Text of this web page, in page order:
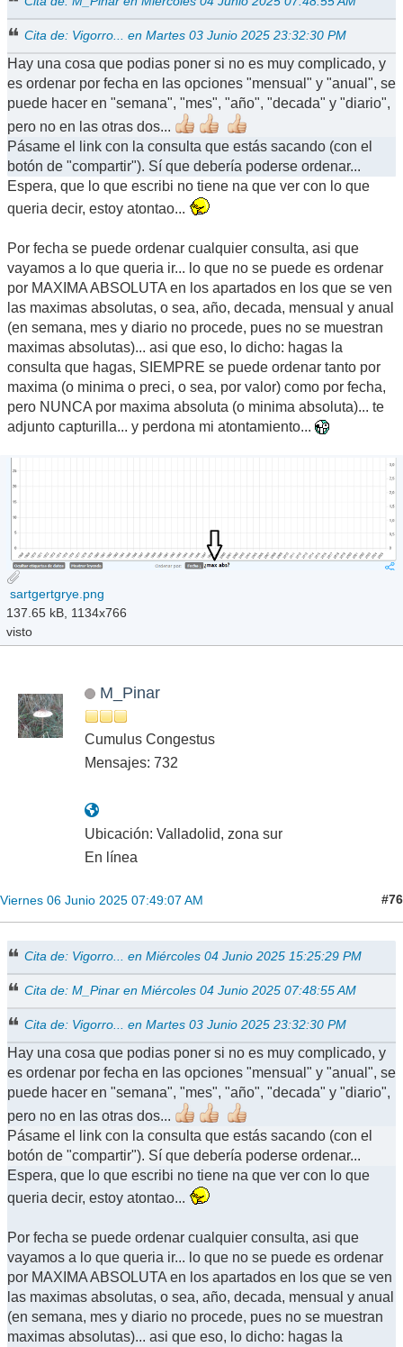
Cita de: Vigorro... en Martes 03 Junio 2025 23:32:30 PM
Hay una cosa que podias poner si no es muy complicado, y
es ordenar por fecha en las opciones "mensual" y "anual", se
puede hacer en "semana", "mes", "año", "decada" y "diario",
pero no en las otras dos...
Pásame el link con la consulta que estás sacando (con el
botón de "compartir"). Sí que debería poderse ordenar...
Espera, que lo que escribi no tiene na que ver con lo que
queria decir, estoy atontao...
Por fecha se puede ordenar cualquier consulta, asi que
vayamos a lo que queria ir... lo que no se puede es ordenar
por MAXIMA ABSOLUTA en los apartados en los que se ven
las maximas absolutas, o sea, año, decada, mensual y anual
(en semana, mes y diario no procede, pues no se muestran
maximas absolutas)... asi que eso, lo dicho: hagas la
consulta que hagas, SIEMPRE se puede ordenar tanto por
maxima (o minima o preci, o sea, por valor) como por fecha,
pero NUNCA por maxima absoluta (o minima absoluta)... te
adjunto capturilla... y perdona mi atontamiento...
sartgertgrye.png
137.65 kB, 1134x766
visto
M_Pinar
Cumulus Congestus
Mensajes: 732
Ubicación: Valladolid, zona sur
En línea
Viernes 06 Junio 2025 07:49:07 AM #76
Cita de: Vigorro... en Miércoles 04 Junio 2025 15:25:29 PM
Cita de: M_Pinar en Miércoles 04 Junio 2025 07:48:55 AM
Cita de: Vigorro... en Martes 03 Junio 2025 23:32:30 PM
Hay una cosa que podias poner si no es muy complicado, y
es ordenar por fecha en las opciones "mensual" y "anual", se
puede hacer en "semana", "mes", "año", "decada" y "diario",
pero no en las otras dos...
Pásame el link con la consulta que estás sacando (con el
botón de "compartir"). Sí que debería poderse ordenar...
Espera, que lo que escribi no tiene na que ver con lo que
queria decir, estoy atontao...
Por fecha se puede ordenar cualquier consulta, asi que
vayamos a lo que queria ir... lo que no se puede es ordenar
por MAXIMA ABSOLUTA en los apartados en los que se ven
las maximas absolutas, o sea, año, decada, mensual y anual
(en semana, mes y diario no procede, pues no se muestran
maximas absolutas)... asi que eso, lo dicho: hagas la